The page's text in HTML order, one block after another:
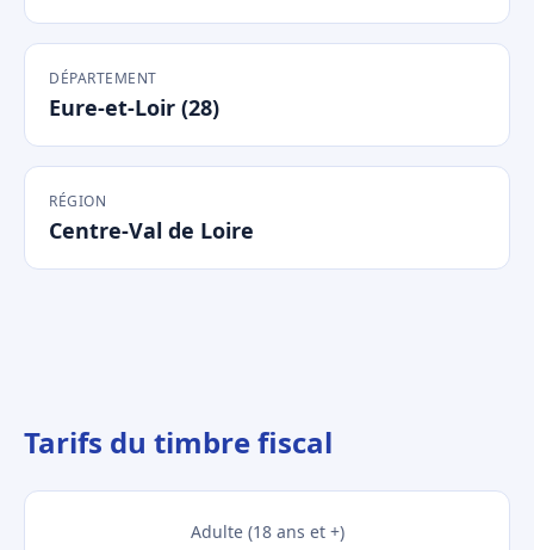
DÉPARTEMENT
Eure-et-Loir (28)
RÉGION
Centre-Val de Loire
Tarifs du timbre fiscal
Adulte (18 ans et +)